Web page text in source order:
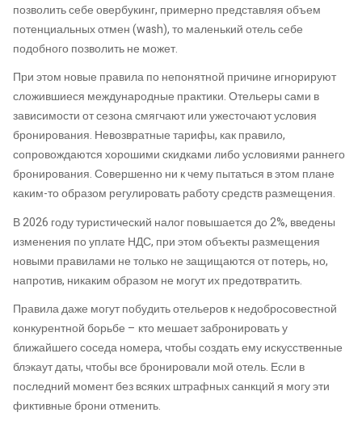
позволить себе овербукинг, примерно представляя объем
потенциальных отмен (wash), то маленький отель себе
подобного позволить не может.
При этом новые правила по непонятной причине игнорируют
сложившиеся международные практики. Отельеры сами в
зависимости от сезона смягчают или ужесточают условия
бронирования. Невозвратные тарифы, как правило,
сопровождаются хорошими скидками либо условиями раннего
бронирования. Совершенно ни к чему пытаться в этом плане
каким-то образом регулировать работу средств размещения.
В 2026 году туристический налог повышается до 2%, введены
изменения по уплате НДС, при этом объекты размещения
новыми правилами не только не защищаются от потерь, но,
напротив, никаким образом не могут их предотвратить.
Правила даже могут побудить отельеров к недобросовестной
конкурентной борьбе – кто мешает забронировать у
ближайшего соседа номера, чтобы создать ему искусственные
блэкаут даты, чтобы все бронировали мой отель. Если в
последний момент без всяких штрафных санкций я могу эти
фиктивные брони отменить.